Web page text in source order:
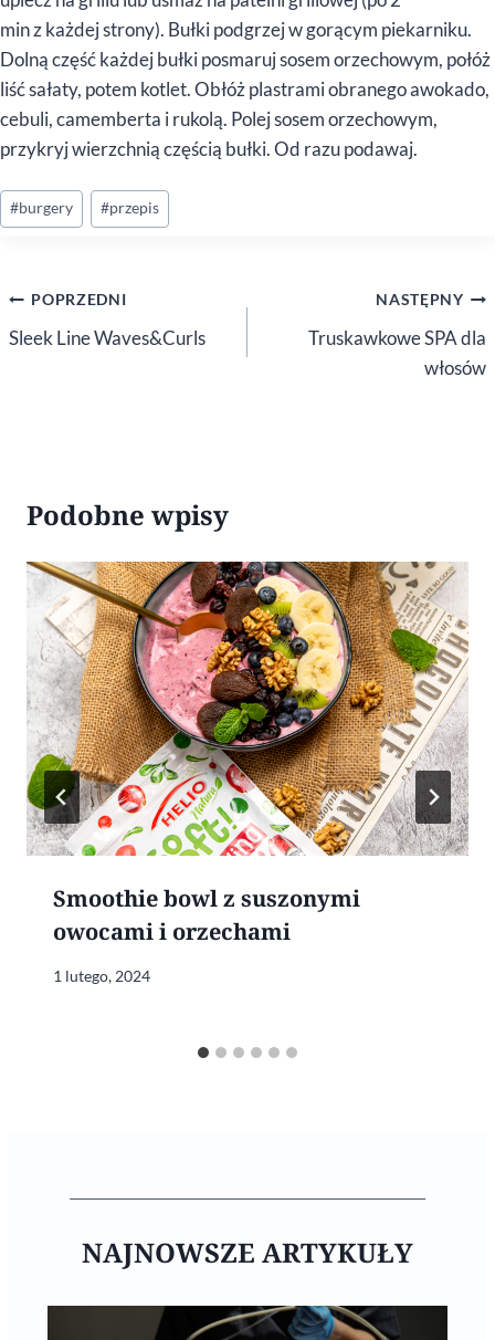
min z każdej strony). Bułki podgrzej w gorącym piekarniku.
Dolną część każdej bułki posmaruj sosem orzechowym, połóż
liść sałaty, potem kotlet. Obłóż plastrami obranego awokado,
cebuli, camemberta i rukolą. Polej sosem orzechowym,
przykryj wierzchnią częścią bułki. Od razu podawaj.
Tagi
wpisu:
#burgery #przepis
Nawigacja
wpisu
POPRZEDNI
Sleek Line Waves&Curls
NASTĘPNY
Truskawkowe SPA dla
włosów
Podobne wpisy
Smoothie bowl z suszonymi
owocami i orzechami
1 lutego, 2024
NAJNOWSZE ARTYKUŁY